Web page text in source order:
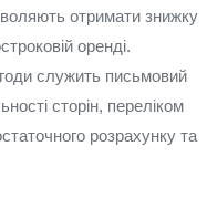
отримати знижку
оренді.
служить письмовий
сторін, переліком
розрахунку та